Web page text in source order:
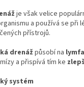
je však velice
a používá se při
přístrojů.
drenáž působí na
a přispívá tím ke
systém